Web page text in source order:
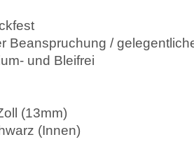
Beanspruchung /
und Bleifrei
(13mm)
(Innen)